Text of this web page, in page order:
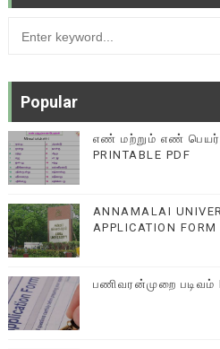
Popular
எண் மற்றும் எண்
PRINTABLE PDF
ANNAMALAI
APPLICATION FORM
பணிவரன்முறை படிவம்